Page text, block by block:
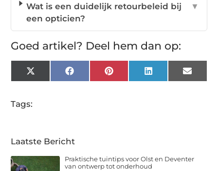
Wat is een duidelijk retourbeleid bij
een opticien?
▼
Goed artikel? Deel hem dan op:
X
(Twitter)
FacebookPinterestLinkedInEmail
Tags:
Laatste Bericht
Praktische tuintips voor Olst en Deventer
van ontwerp tot onderhoud